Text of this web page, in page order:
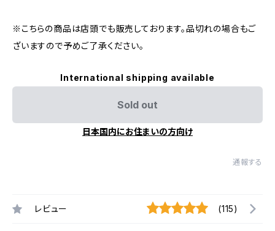
※こちらの商品は店頭でも販売しております。品切れの場合もご
ざいますので予めご了承ください。
International shipping available
Sold out
日本国内にお住まいの方向け
通報する
レビュー (115)